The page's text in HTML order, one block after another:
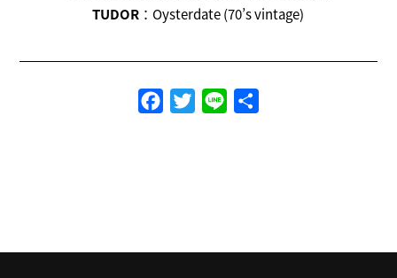
TUDOR ：Oysterdate (70’s vintage)
FacebookTwitterLine